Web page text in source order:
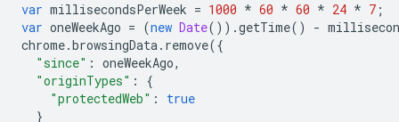
var millisecondsPerWeek = 1000 * 60 * 60 * 24 * 7 ;
var oneWeekAgo = (new Date()).getTime() -
chrome.browsingData. remove({
"since" : oneWeekAgo,
"originTypes" :
{
"protectedWeb" :
true
}